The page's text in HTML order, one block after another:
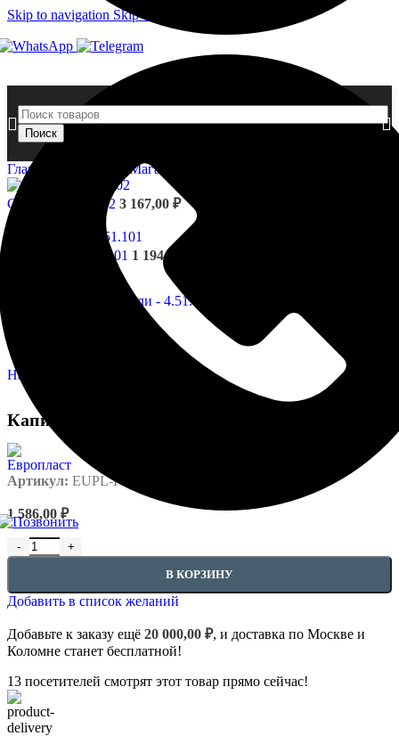
Skip to navigation Skip to main content
Поиск
Главная страница Магазин
Стволы - 4.52.302 3 167,00 ₽
Назад к товарам
Капители - 4.51.101 1 194,00
Нажмите, чтобы увеличить
Капители — 4.51.301
Артикул: EUPL-P-4.51.301
1 586,00 ₽
Количество товара Капители - 4.51.301
В КОРЗИНУ
Добавить в список желаний
Добавьте к заказу ещё 20 000,00 ₽, и доставка по Москве и
Коломне станет бесплатной!
13 посетителей смотрят этот товар прямо сейчас!